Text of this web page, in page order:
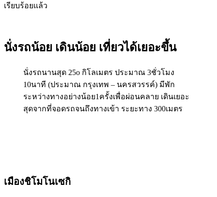
เรียบร้อยแล้ว
นั่งรถน้อย เดินน้อย เที่ยวได้เยอะขึ้น
นั่งรถนานสุด 25o กิโลเมตร ประมาณ 3ชั่วโมง
10นาที (ประมาณ กรุงเทพ – นครสวรรค์) มีพัก
ระหว่างทางอย่างน้อย1ครั้งเพื่อผ่อนคลาย เดินเยอะ
สุดจากที่จอดรถจนถึงทางเข้า ระยะทาง 300เมตร
เมืองชิโมโนเซกิ